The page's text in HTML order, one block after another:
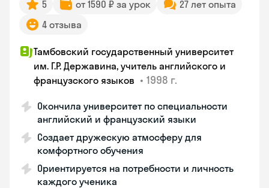
5 от 1590 ₽ за урок
27 лет опыта
4 отзыва
Тамбовский государственный университет
им. Г.Р. Державина, учитель английского и
французского языков • 1998 г.
Окончила университет по специальности
английский и французский языки
Создает дружескую атмосферу для
комфортного обучения
Ориентируется на потребности и личность
каждого ученика